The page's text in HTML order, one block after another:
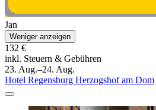
Jan
Weniger anzeigen
132 €
inkl. Steuern & Gebühren
23. Aug.–24. Aug.
Hotel Regensburg Herzogshof am Dom